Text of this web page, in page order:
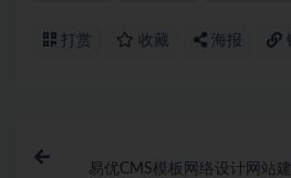
打赏 收藏 海报
易优CMS模板网络设计网站